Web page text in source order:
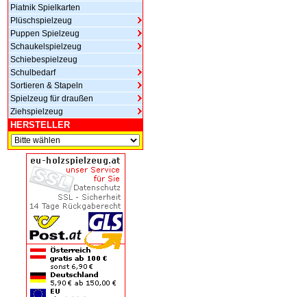
Piatnik Spielkarten
Plüschspielzeug
Puppen Spielzeug
Schaukelspielzeug
Schiebespielzeug
Schulbedarf
Sortieren & Stapeln
Spielzeug für draußen
Ziehspielzeug
HERSTELLER